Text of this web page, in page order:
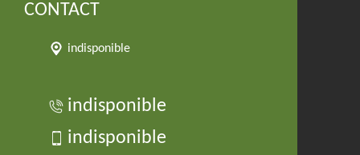
CONTACT
indisponible
indisponible
indisponible